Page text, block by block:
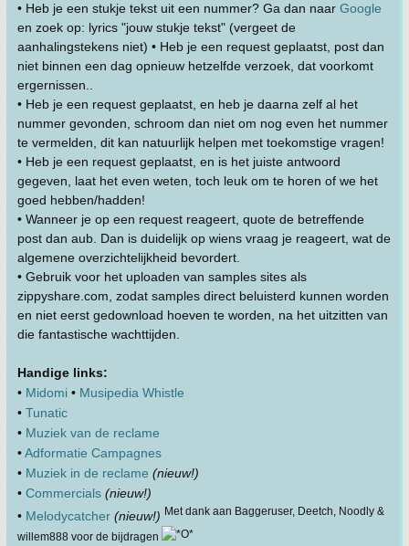
• Heb je een stukje tekst uit een nummer? Ga dan naar Google
en zoek op: lyrics "jouw stukje tekst" (vergeet de
aanhalingstekens niet) • Heb je een request geplaatst, post dan
niet binnen een dag opnieuw hetzelfde verzoek, dat voorkomt
ergernissen..
• Heb je een request geplaatst, en heb je daarna zelf al het
nummer gevonden, schroom dan niet om nog even het nummer
te vermelden, dit kan natuurlijk helpen met toekomstige vragen!
• Heb je een request geplaatst, en is het juiste antwoord
gegeven, laat het even weten, toch leuk om te horen of we het
goed hebben/hadden!
• Wanneer je op een request reageert, quote de betreffende
post dan aub. Dan is duidelijk op wiens vraag je reageert, wat de
algemene overzichtelijkheid bevordert.
• Gebruik voor het uploaden van samples sites als
zippyshare.com, zodat samples direct beluisterd kunnen worden
en niet eerst gedownload hoeven te worden, na het uitzitten van
die fantastische wachttijden.
Handige links:
• Midomi • Musipedia Whistle
• Tunatic
• Muziek van de reclame
•Adformatie Campagnes
• Muziek in de reclame (nieuw!)
• Commercials (nieuw!)
• Melodycatcher (nieuw!) Met dank aan Baggeruser, Deetch, Noodly &
willem888 voor de bijdragen